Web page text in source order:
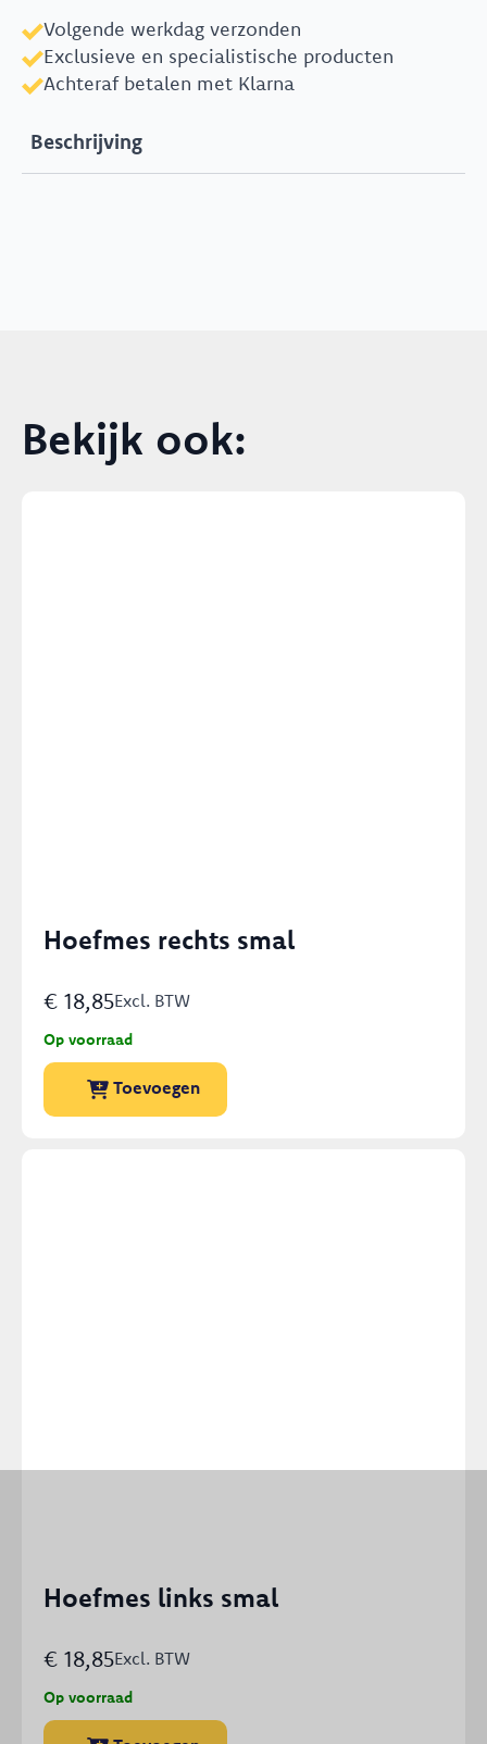
Volgende werkdag verzonden
Exclusieve en specialistische producten
Achteraf betalen met Klarna
Beschrijving
Bekijk ook:
Hoefmes rechts smal
€ 18,85Excl. BTW
Op voorraad
Toevoegen
Hoefmes links smal
€ 18,85Excl. BTW
Op voorraad